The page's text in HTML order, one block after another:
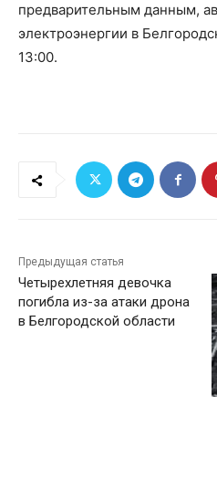
предварительным данным,
электроэнергии в
13:00.
Предыдущая статья
Четырехлетняя девочка
погибла из-за атаки дрона
в Белгородской области